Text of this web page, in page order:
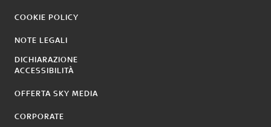
COOKIE POLICY
NOTE LEGALI
DICHIARAZIONE
ACCESSIBILITÀ
OFFERTA SKY MEDIA
CORPORATE